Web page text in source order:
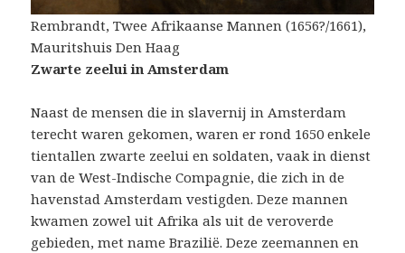
Rembrandt, Twee Afrikaanse Mannen (1656?/1661),
Mauritshuis Den Haag
Zwarte zeelui in Amsterdam
Naast de mensen die in slavernij in Amsterdam
terecht waren gekomen, waren er rond 1650 enkele
tientallen zwarte zeelui en soldaten, vaak in dienst
van de West-Indische Compagnie, die zich in de
havenstad Amsterdam vestigden. Deze mannen
kwamen zowel uit Afrika als uit de veroverde
gebieden, met name Brazilië. Deze zeemannen en